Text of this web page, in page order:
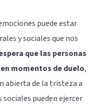
puede estar
y sociales que nos
que las personas
momentos de duelo,
abierta de la tristeza a
pueden ejercer